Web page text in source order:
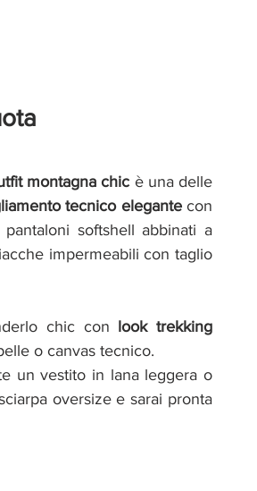
montagna chic è una delle
tecnico elegante con
impermeabili con taglio
chic con look trekking
o canvas tecnico.
un vestito in lana leggera o
oversize e sarai pronta